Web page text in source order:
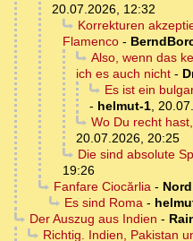
20.07.2026, 12:32
Korrekturen
Flamenco -
Also, wenn das
ich es auch nicht -
Es ist ein
- helmut-1,
Wo Du recht
20.07.2026, 20:25
Die sind absolute
19:26
Fanfare Ciocărlia-
Es sind Roma-
Der Auszug aus Indien -
Richtig. Indien, Pakistan